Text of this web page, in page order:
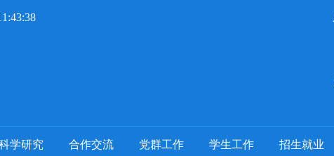
学研究 合作交流 党群工作 学生工作 招生就业